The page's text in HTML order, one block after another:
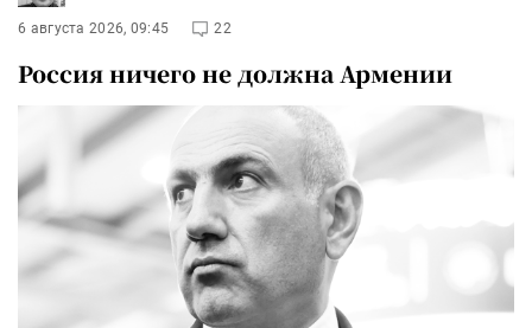
6 августа 2026, 09:45 22
Россия ничего не должна Армении